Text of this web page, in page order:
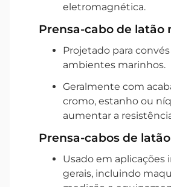
eletromagnética.
Prensa-cabo de latão
Projetado para
ambientes marinhos.
Geralmente com
cromo, estanho ou
aumentar a
Prensa-cabos de
Usado em aplicações
gerais, incluindo